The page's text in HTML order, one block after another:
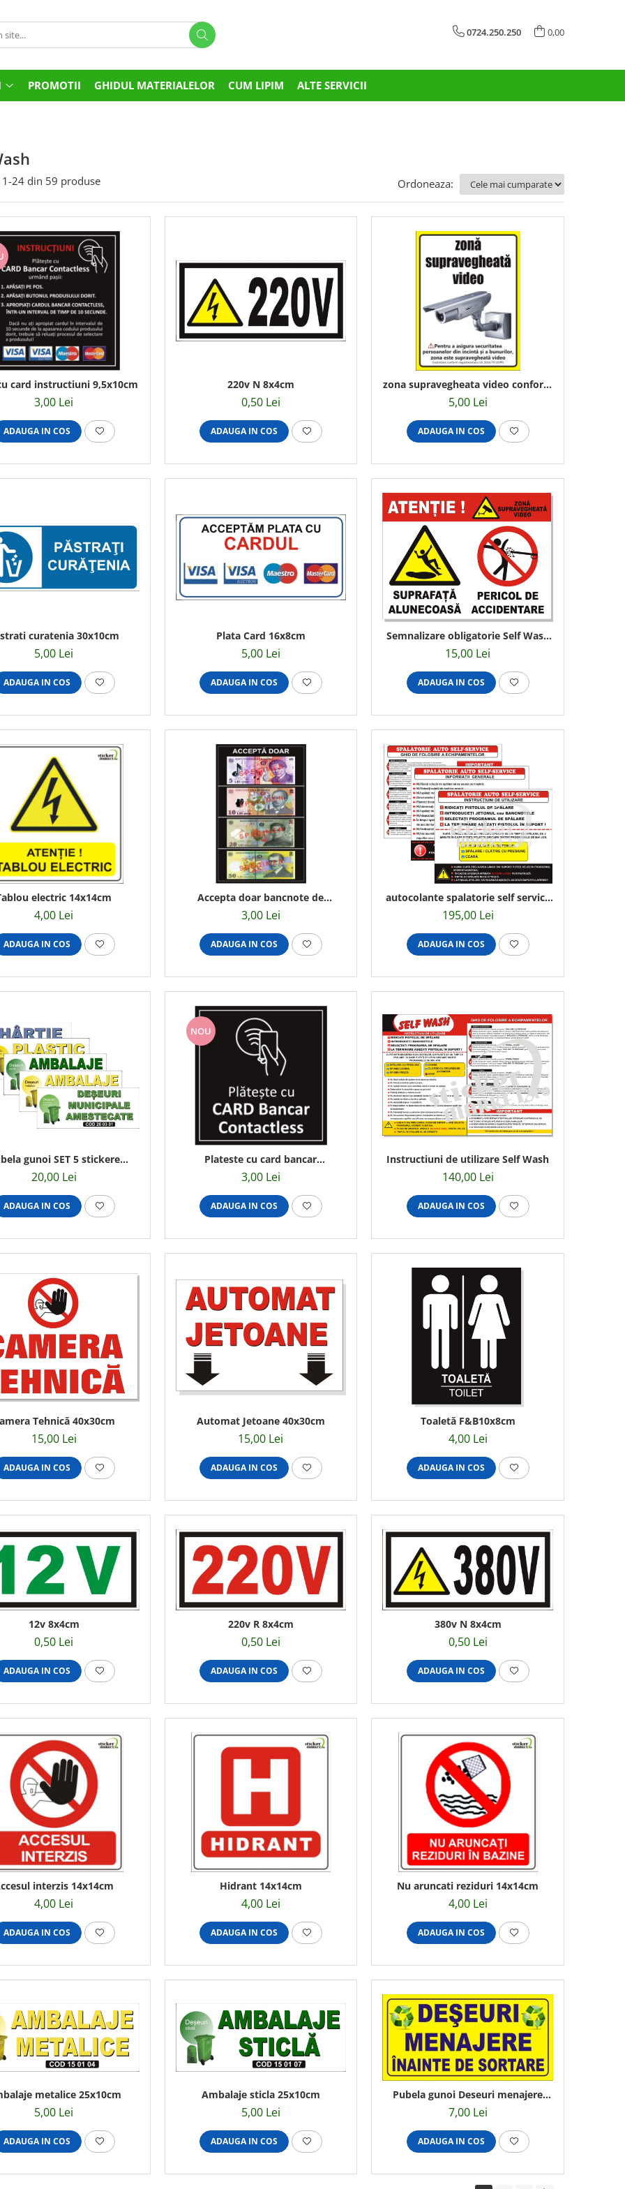
0724.250.250 0,00
PROMOTII GHIDUL MATERIALELOR CUM LIPIM ALTE SERVICII
1-24 din 59 produse Ordoneaza:
card instructiuni 9,5x10cm
3,00 Lei
ADAUGA IN COS
220v N 8x4cm
0,50 Lei
ADAUGA IN COS
zona supravegheata video conform
GDPR 20x15cm
5,00 Lei
ADAUGA IN COS
curatenia 30x10cm
5,00 Lei
ADAUGA IN COS
Plata Card 16x8cm
5,00 Lei
ADAUGA IN COS
Semnalizare obligatorie Self Wash
40x30cm
15,00 Lei
ADAUGA IN COS
electric 14x14cm
4,00 Lei
ADAUGA IN COS
Accepta doar bancnote de
5/10/20/50 lei 8x12cm
3,00 Lei
ADAUGA IN COS
autocolante spalatorie self service
1x0,75m
195,00 Lei
ADAUGA IN COS
gunoi SET 5 stickere
25x10cm
20,00 Lei
ADAUGA IN COS
NOU
Plateste cu card bancar
Contactless 9,5x10cm
3,00 Lei
ADAUGA IN COS
Instructiuni de utilizare Self Wash
140,00 Lei
ADAUGA IN COS
Tehnică 40x30cm
15,00 Lei
ADAUGA IN COS
Automat Jetoane 40x30cm
15,00 Lei
ADAUGA IN COS
Toaletă F&B10x8cm
4,00 Lei
ADAUGA IN COS
12v 8x4cm
0,50 Lei
ADAUGA IN COS
220v R 8x4cm
0,50 Lei
ADAUGA IN COS
380v N 8x4cm
0,50 Lei
ADAUGA IN COS
interzis 14x14cm
4,00 Lei
ADAUGA IN COS
Hidrant 14x14cm
4,00 Lei
ADAUGA IN COS
Nu aruncati reziduri 14x14cm
4,00 Lei
ADAUGA IN COS
metalice 25x10cm
5,00 Lei
ADAUGA IN COS
Ambalaje sticla 25x10cm
5,00 Lei
ADAUGA IN COS
Pubela gunoi Deseuri menajere
30x15cm
7,00 Lei
ADAUGA IN COS